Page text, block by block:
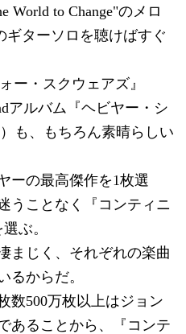
World to Change"のメロ
ギターソロを聴けばすぐ
ー・スクウェアズ』
アルバム『ヘビヤー・シ
も、もちろん素晴らしい
ーの最高傑作を1枚選
うことなく『コンティニ
ぶ。
まじく、それぞれの楽曲
るからだ。
数500万枚以上はジョン
あることから、『コンテ